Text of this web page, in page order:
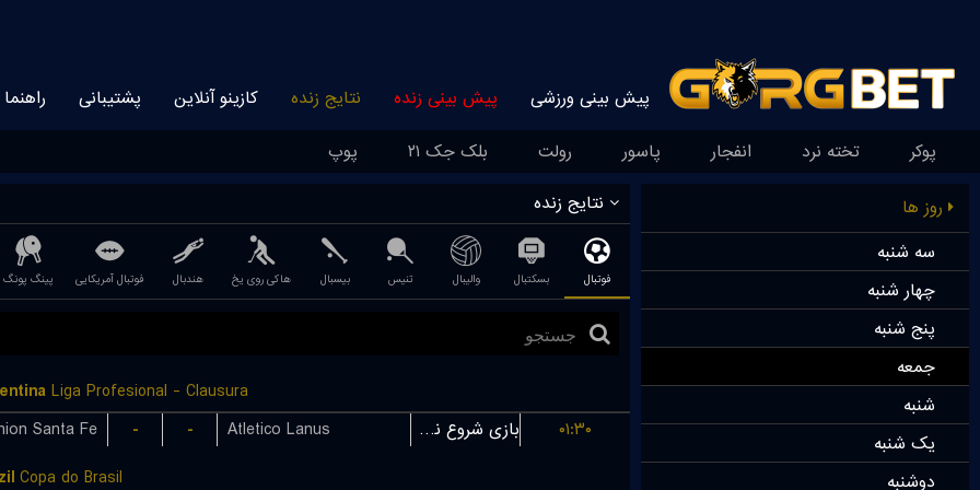
پیش بینی ورزشی پیش بینی زنده نتایج زنده کازینو آنلاین پشتیبانی راهنما
پوکر تخته نرد انفجار پاسور رولت بلک جک ۲۱ پوپ
روز ها
سه شنبه
چهار شنبه
پنج شنبه
جمعه
شنبه
یک شنبه
دوشنبه
نتایج زنده
فوتبال بسکتبال والیبال تنیس بیسبال هاکی روی یخ هندبال فوتبال آمریکایی پینگ پونگ
Liga Profesional - Clausura
Santa Fe
- - Atletico Lanus بازی شروع نشده است
۰۱:۳۰
Copa do Brasil